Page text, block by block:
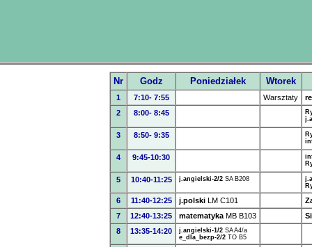
Nr Godz Poniedziałek Wtorek
1 7:10- 7:55 Warsztaty
2
8:00- 8:45
3 8:50- 9:35
4 9:45-10:30
5 10:40-11:25 j.angielski-2/2 SA B208
6 11:40-12:25 j.polski LM C101
7
12:40-13:25 matematyka MB B103
8
13:35-14:20 j.angielski-1/2 SA A4/a
e_dla_bezp-2/2 TO B5